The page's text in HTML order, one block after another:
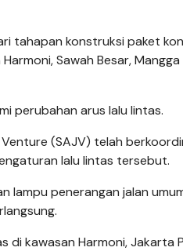
tahapan konstruksi paket
Sawah Besar, Mangga
perubahan arus lalu lintas.
(SAJV) telah
lalu lintas tersebut.
lampu penerangan jalan
di kawasan Harmoni, Jakarta